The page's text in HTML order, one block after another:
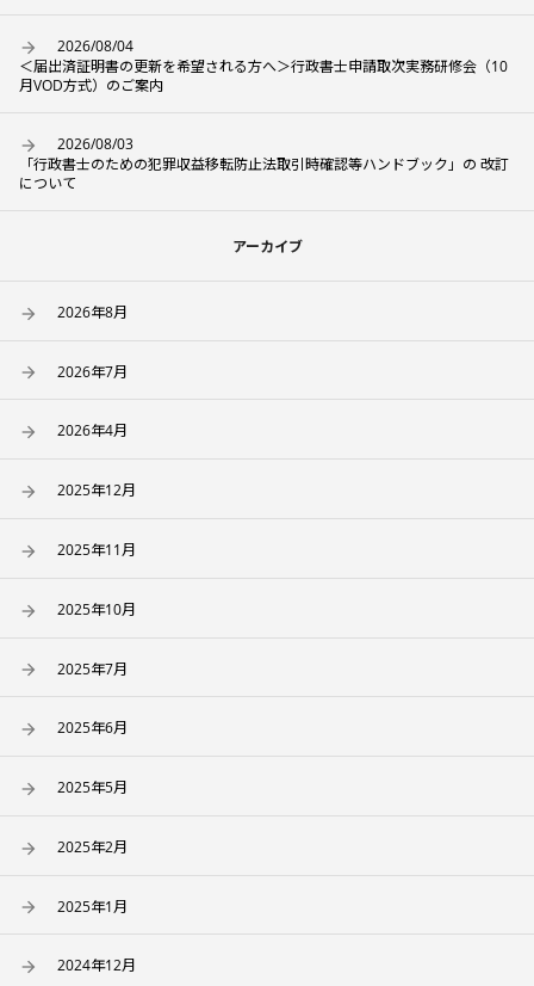
2026/08/04
＜届出済証明書の更新を希望される方へ＞行政書士申請取次実務研修会（10
月VOD方式）のご案内
2026/08/03
「行政書士のための犯罪収益移転防止法取引時確認等ハンドブック」の 改訂
について
アーカイブ
2026年8月
2026年7月
2026年4月
2025年12月
2025年11月
2025年10月
2025年7月
2025年6月
2025年5月
2025年2月
2025年1月
2024年12月